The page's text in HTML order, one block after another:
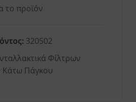
το προϊόν
320502
Φίλτρων
Πάγκου